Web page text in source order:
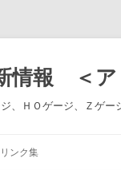
情報 ＜ア
、ＨＯゲージ、Ｚゲー
リンク集